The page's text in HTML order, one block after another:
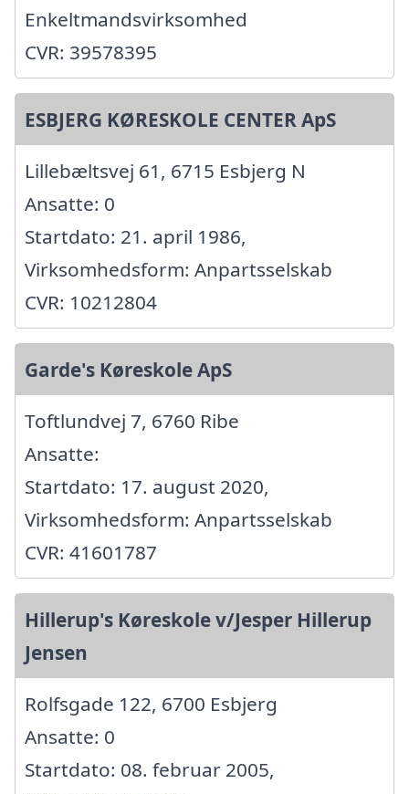
Enkeltmandsvirksomhed
CVR: 39578395
ESBJERG KØRESKOLE CENTER ApS
Lillebæltsvej 61, 6715 Esbjerg N
Ansatte: 0
Startdato: 21. april 1986,
Virksomhedsform: Anpartsselskab
CVR: 10212804
Garde's Køreskole ApS
Toftlundvej 7, 6760 Ribe
Ansatte:
Startdato: 17. august 2020,
Virksomhedsform: Anpartsselskab
CVR: 41601787
Hillerup's Køreskole v/Jesper Hillerup
Jensen
Rolfsgade 122, 6700 Esbjerg
Ansatte: 0
Startdato: 08. februar 2005,